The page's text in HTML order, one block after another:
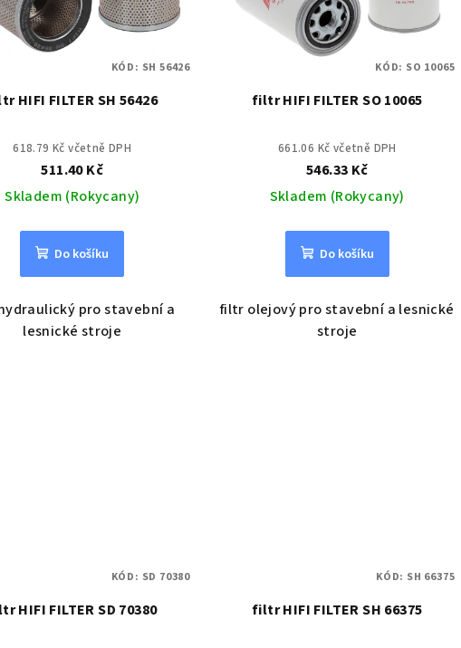
HIFI FILTER SH 56426
618.79 Kč včetně DPH
511.40 Kč
Skladem (Rokycany)
Do košíku
pro stavební a
lesnické stroje
KÓD: SH 56426
filtr HIFI FILTER SO 10065
661.06 Kč včetně DPH
546.33 Kč
Skladem (Rokycany)
Do košíku
filtr olejový pro stavební a lesnické
stroje
KÓD: SO 10065
HIFI FILTER SD 70380
KÓD: SD 70380
filtr HIFI FILTER SH 66375
KÓD: SH 66375